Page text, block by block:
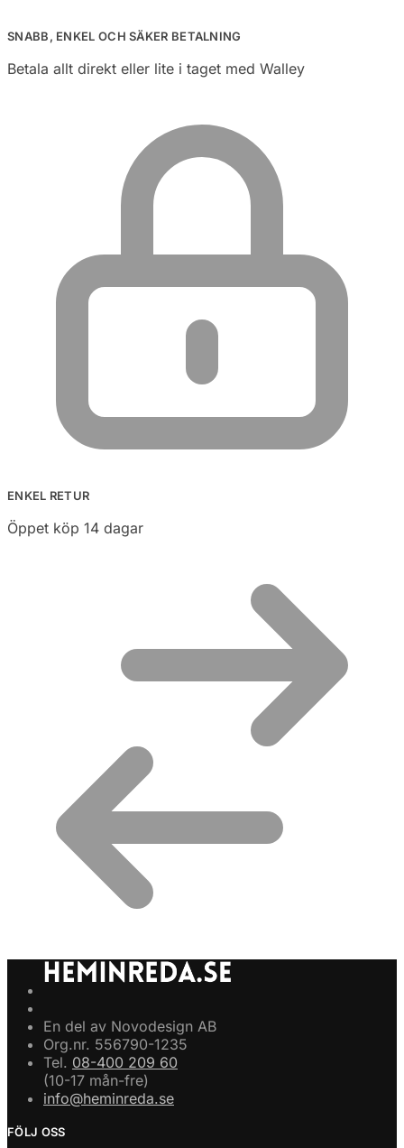
SNABB, ENKEL OCH SÄKER BETALNING
Betala allt direkt eller lite i taget med Walley
ENKEL RETUR
Öppet köp 14 dagar
En del av Novodesign AB
Org.nr. 556790-1235
Tel. 08-400 209 60
(10-17 mån-fre)
info@heminreda.se
FÖLJ OSS